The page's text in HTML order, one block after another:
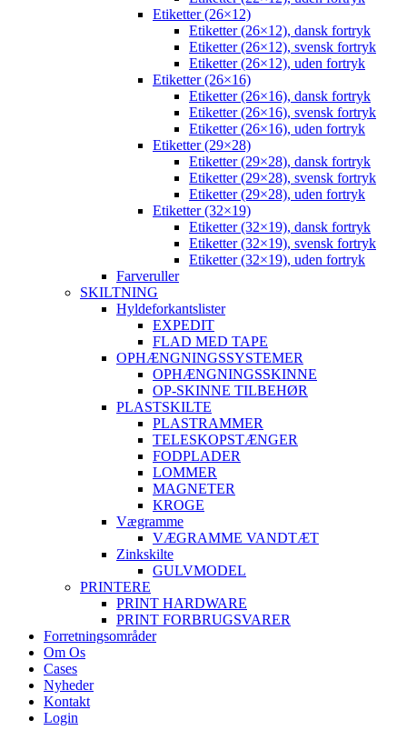
Etiketter (26×12)
Etiketter (26×12), dansk fortryk
Etiketter (26×12), svensk fortryk
Etiketter (26×12), uden fortryk
Etiketter (26×16)
Etiketter (26×16), dansk fortryk
Etiketter (26×16), svensk fortryk
Etiketter (26×16), uden fortryk
Etiketter (29×28)
Etiketter (29×28), dansk fortryk
Etiketter (29×28), svensk fortryk
Etiketter (29×28), uden fortryk
Etiketter (32×19)
Etiketter (32×19), dansk fortryk
Etiketter (32×19), svensk fortryk
Etiketter (32×19), uden fortryk
Farveruller
SKILTNING
Hyldeforkantslister
EXPEDIT
FLAD MED TAPE
OPHÆNGNINGSSYSTEMER
OPHÆNGNINGSSKINNE
OP-SKINNE TILBEHØR
PLASTSKILTE
PLASTRAMMER
TELESKOPSTÆNGER
FODPLADER
LOMMER
MAGNETER
KROGE
Vægramme
VÆGRAMME VANDTÆT
Zinkskilte
GULVMODEL
PRINTERE
PRINT HARDWARE
PRINT FORBRUGSVARER
Forretningsområder
Om Os
Cases
Nyheder
Kontakt
Login